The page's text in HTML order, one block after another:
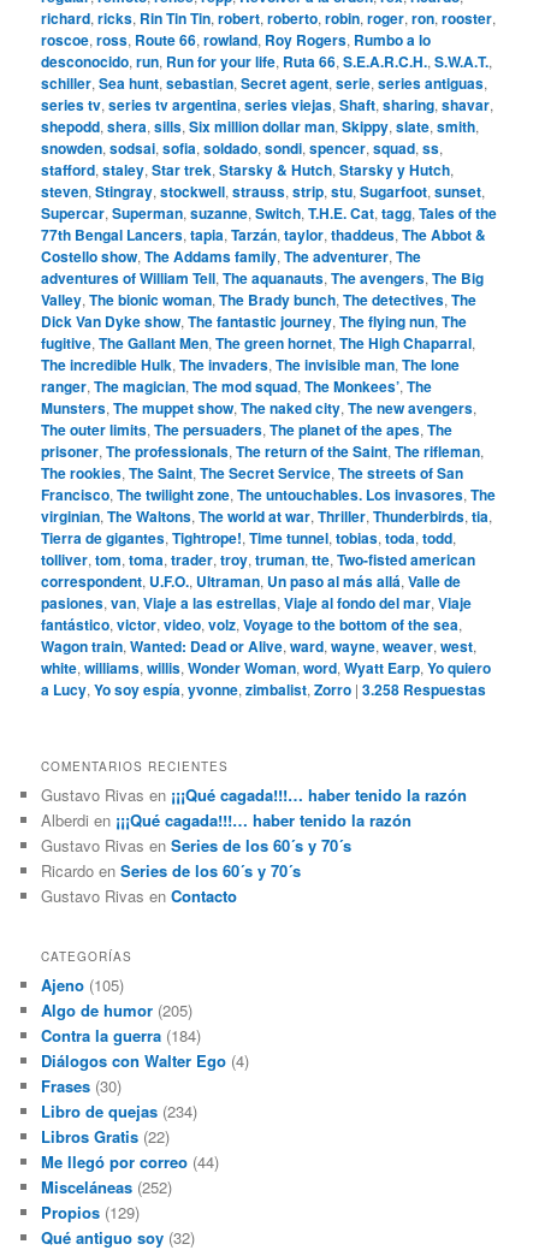
richard,ricks, Rin Tin Tin,robert,roberto,robin,roger,ron,rooster,
roscoe,ross, Route 66,rowland, Roy Rogers, Rumbo a lo
desconocido,run, Run for your life, Ruta 66,S.E.A.R.C.H.,S.W.A.T.,
schiller,Sea hunt,sebastian,Secret agent,serie,series antiguas,
series tv,series tv argentina,series viejas,Shaft,sharing,shavar,
shepodd,shera,sills,Six million dollar man,Skippy,slate,smith,
snowden,sodsai,sofia,soldado,sondi,spencer,squad,ss,
stafford,staley,Star trek,Starsky & Hutch,Starsky y Hutch,
steven,Stingray,stockwell,strauss,strip,stu,Sugarfoot,sunset,
Supercar,Superman,suzanne,Switch,T.H.E. Cat,tagg,Tales of the
77th Bengal Lancers,tapia,Tarzán,taylor,thaddeus,The Abbot &
Costello show,The Addams family,The adventurer,The
adventures of William Tell,The aquanauts,The avengers,The Big
Valley,The bionic woman,The Brady bunch,The detectives,The
Dick Van Dyke show,The fantastic journey,The flying nun,The
fugitive,The Gallant Men,The green hornet,The High Chaparral,
The incredible Hulk,The invaders,The invisible man,The lone
ranger,The magician,The mod squad,The Monkees’,The
Munsters,The muppet show,The naked city,The new avengers,
The outer limits,The persuaders,The planet of the apes,The
prisoner,The professionals,The return of the Saint,The rifleman,
The rookies,The Saint,The Secret Service,The streets of San
Francisco,The twilight zone,The untouchables. Los invasores,The
virginian,The Waltons,The world at war,Thriller,Thunderbirds,tia,
Tierra de gigantes,Tightrope!,Time tunnel,tobias,toda,todd,
tolliver,tom,toma,trader,troy,truman,tte,Two-fisted american
correspondent, U.F.O., Ultraman, Un paso al más allá,Valle de
pasiones,van,Viaje a las estrellas,Viaje al fondo del mar,Viaje
fantástico,victor,video,volz,Voyage to the bottom of the sea,
Wagon train,Wanted: Dead or Alive,ward,wayne,weaver,west,
white,williams,willis,Wonder Woman,word,Wyatt Earp,Yo quiero
a Lucy,Yo soy espía,yvonne,zimbalist,Zorro |3.258 Respuestas
COMENTARIOS RECIENTES
Gustavo Rivas en ¡¡¡Qué cagada!!!… haber tenido la razón
Alberdi en ¡¡¡Qué cagada!!!… haber tenido la razón
Gustavo Rivas enSeries de los 60´s y 70´s
Ricardo enSeries de los 60´s y 70´s
Gustavo Rivas enContacto
CATEGORÍAS
Ajeno (105)
Algo de humor (205)
Contra la guerra (184)
Diálogos con Walter Ego (4)
Frases (30)
Libro de quejas (234)
Libros Gratis (22)
Me llegó por correo (44)
Misceláneas (252)
Propios (129)
Qué antiguo soy (32)